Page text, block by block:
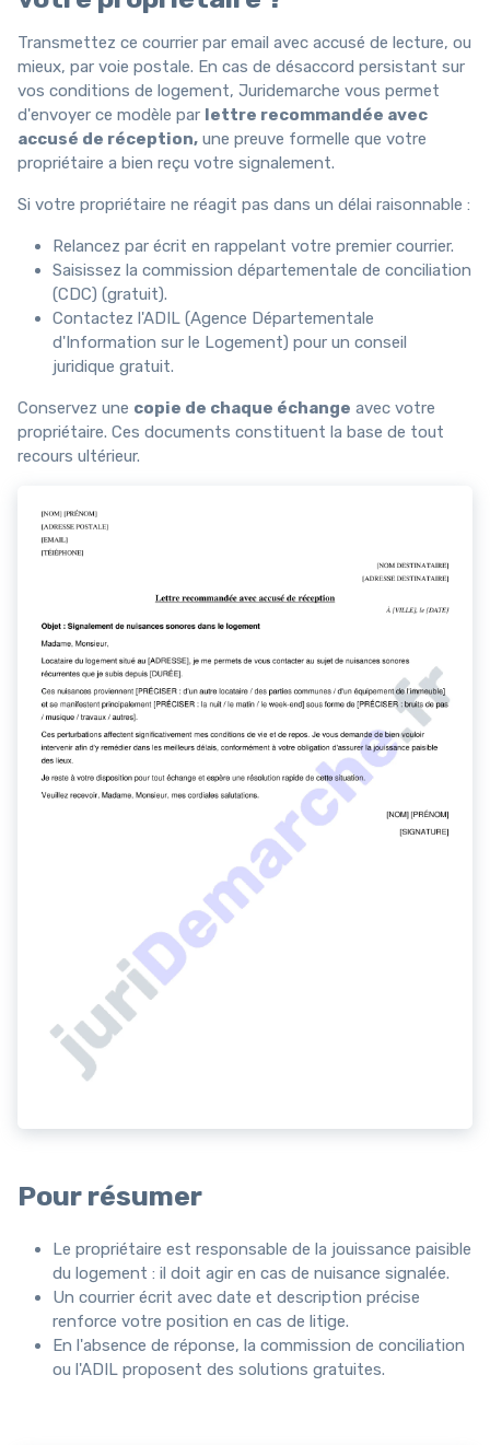
Transmettez ce courrier par email avec accusé de lecture, ou
mieux, par voie postale. En cas de désaccord persistant sur
vos conditions de logement, Juridemarche vous permet
d'envoyer ce modèle par lettre recommandée avec
accusé de réception, une preuve formelle que votre
propriétaire a bien reçu votre signalement.
Si votre propriétaire ne réagit pas dans un délai raisonnable :
Relancez par écrit en rappelant votre premier courrier.
Saisissez la commission départementale de conciliation
(CDC) (gratuit).
Contactez l'ADIL (Agence Départementale
d'Information sur le Logement) pour un conseil
juridique gratuit.
Conservez une copie de chaque échange avec votre
propriétaire. Ces documents constituent la base de tout
recours ultérieur.
Pour résumer
Le propriétaire est responsable de la jouissance paisible
du logement : il doit agir en cas de nuisance signalée.
Un courrier écrit avec date et description précise
renforce votre position en cas de litige.
En l'absence de réponse, la commission de conciliation
ou l'ADIL proposent des solutions gratuites.